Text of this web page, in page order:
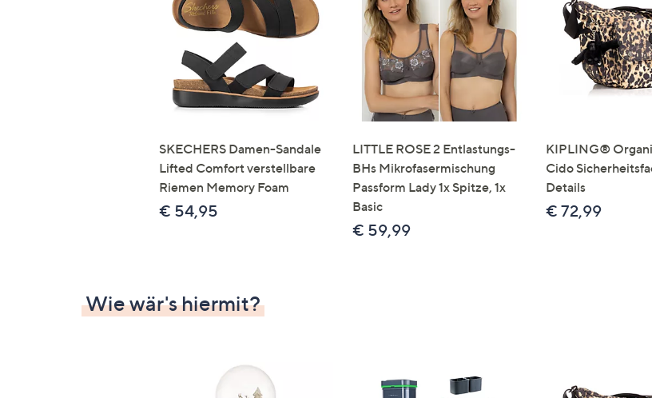
Touch-
Geräten
nach
links
bzw.
rechts,
um
diese
anzuzeigen.
SKECHERS Damen-Sandale
Lifted Comfort verstellbare
Riemen Memory Foam
€ 54,95
LITTLE ROSE 2 Entlastungs-
BHs Mikrofasermischung
Passform Lady 1x Spitze, 1x
Basic
€ 59,99
KIPLING®
Cido
Details
€ 72,99
Wie wär's hiermit?